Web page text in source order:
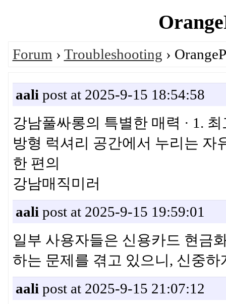
Forum › Troubleshooting ›
aali post at 2025-9-15 18:54:58
강남풀싸롱의 특별한 매력 · 1.
방형 럭셔리 공간에서 누리는 자
한 편의
강남매직미러
aali post at 2025-9-15 19:59:01
일부 사용자들은 신용카드 현금
하는 문제를 겪고 있으니, 신중
aali post at 2025-9-15 21:07:12